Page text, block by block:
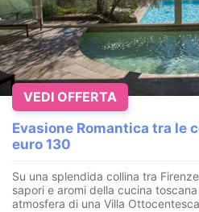
Evasione Romantica tra le
euro 130
Su una splendida collina tra
sapori e aromi della cucina
atmosfera di una Villa
VEDI OFFERTA